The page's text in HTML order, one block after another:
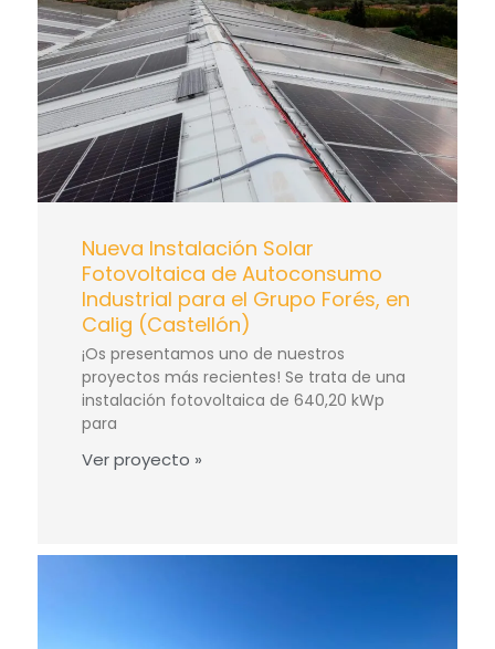
Nueva Instalación Solar
Fotovoltaica de Autoconsumo
Industrial para el Grupo Forés, en
Calig (Castellón)
¡Os presentamos uno de nuestros
proyectos más recientes! Se trata de una
instalación fotovoltaica de 640,20 kWp
para
Ver proyecto »